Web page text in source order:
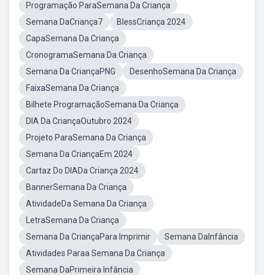
Programação ParaSemana Da Criança
Semana DaCriança7
BlessCriança 2024
CapaSemana Da Criança
CronogramaSemana Da Criança
Semana Da CriançaPNG
DesenhoSemana Da Criança
FaixaSemana Da Criança
Bilhete ProgramaçãoSemana Da Criança
DIA Da CriançaOutubro 2024
Projeto ParaSemana Da Criança
Semana Da CriançaEm 2024
Cartaz Do DIADa Criança 2024
BannerSemana Da Criança
AtividadeDa Semana Da Criança
LetraSemana Da Criança
Semana Da CriançaPara Imprimir
Semana DaInfância
Atividades Paraa Semana Da Criança
Semana DaPrimeira Infância